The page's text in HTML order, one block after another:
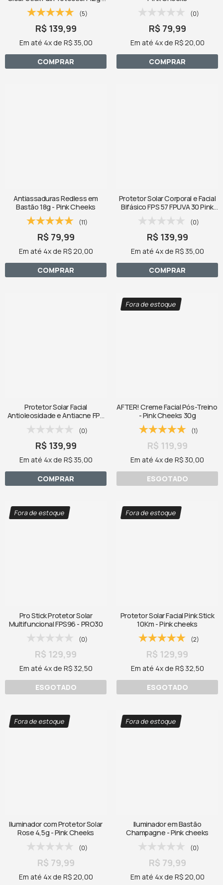
Pink Cheeks
(5)
R$ 139,99
Em até 4x de R$ 35,00
COMPRAR
(0)
R$ 79,99
Em até 4x de R$ 20,00
COMPRAR
Antiassaduras Redless em
Bastão 18g - Pink Cheeks
(11)
R$ 79,99
Em até 4x de R$ 20,00
COMPRAR
Protetor Solar Corporal e Facial
Bifásico FPS 57 FPUVA 30 Pink
Cheeks Spray Toque Seco
(0)
R$ 139,99
Em até 4x de R$ 35,00
COMPRAR
Protetor Solar Facial
Antioleosidade e Antiacne FPS
99 FPUVA 45 18g - Pink Cheeks
(0)
R$ 139,99
Em até 4x de R$ 35,00
COMPRAR
Fora de estoque
AFTER! Creme Facial Pós-Treino
- Pink Cheeks 30g
(1)
R$ 119,99
Em até 4x de R$ 30,00
ESGOTADO
Fora de estoque
Pro Stick Protetor Solar
Multifuncional FPS96 - PRO30
(0)
R$ 129,99
Em até 4x de R$ 32,50
ESGOTADO
Fora de estoque
Protetor Solar Facial Pink Stick
10Km - Pink cheeks
(2)
R$ 129,99
Em até 4x de R$ 32,50
ESGOTADO
Fora de estoque
Iluminador com Protetor Solar
Rose 4,5g - Pink Cheeks
(0)
R$ 79,99
Em até 4x de R$ 20,00
Fora de estoque
Iluminador em Bastão
Champagne - Pink cheeks
(0)
R$ 79,99
Em até 4x de R$ 20,00